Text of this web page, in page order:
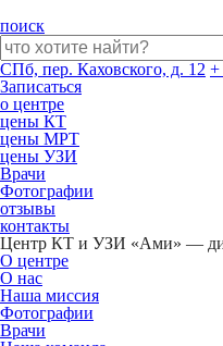
поиск
СПб, пер. Каховского, д. 12 +
Записаться
о центре
цены КТ
цены МРТ
цены УЗИ
Врачи
Фотографии
отзывы
контакты
Центр КТ и УЗИ «Ами» —
О центре
О нас
Наша миссия
Фотографии
Врачи